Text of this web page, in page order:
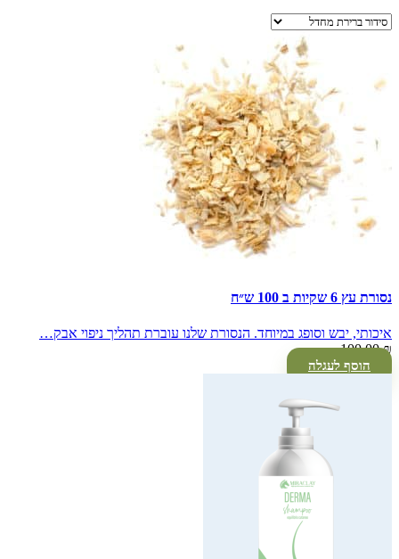
נסורת עץ 6 שקיות ב 100 ש״ח
איכותי, יבש וסופג במיוחד. הנסורת שלנו עוברת תהליך ניפוי אבק…
100.00₪
הוסף לעגלה